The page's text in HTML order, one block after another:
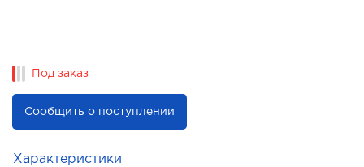
Под заказ
Сообщить о поступлении
Характеристики